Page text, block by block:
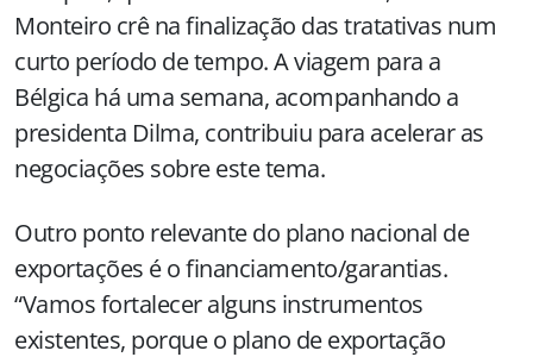
Monteiro crê na finalização das tratativas num
curto período de tempo. A viagem para a
Bélgica há uma semana, acompanhando a
presidenta Dilma, contribuiu para acelerar as
negociações sobre este tema.
Outro ponto relevante do plano nacional de
exportações é o financiamento/garantias.
“Vamos fortalecer alguns instrumentos
existentes, porque o plano de exportação